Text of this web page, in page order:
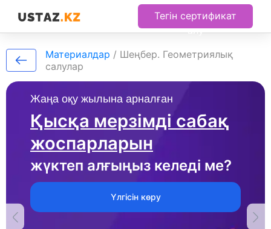
Тегін сертификат
алу
Жаңа оқу жылына арналған
Қысқа мерзімді сабақ
жоспарларын
жүктеп алғыңыз келеді ме?
Үлгісін көру
Материалдар / Шеңбер. Геометриялық
салулар